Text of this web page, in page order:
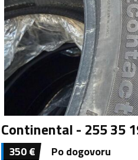
Continental - 255 35
350€ Po dogovoru